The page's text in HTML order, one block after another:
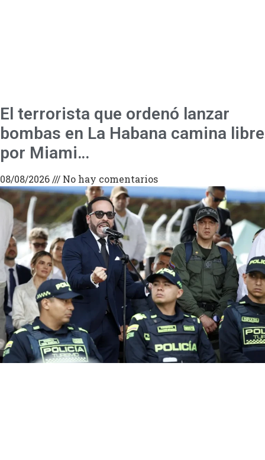
El terrorista que ordenó lanzar
bombas en La Habana camina libre
por Miami…
08/08/2026 No hay comentarios